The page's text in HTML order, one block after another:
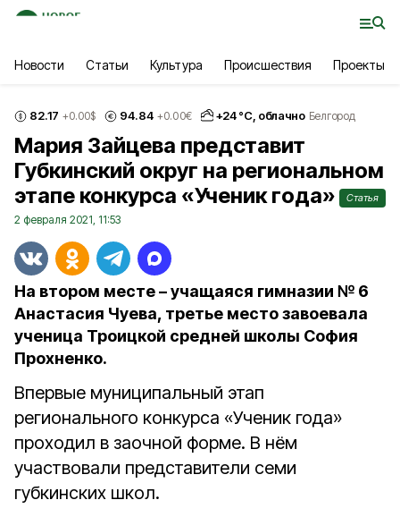
Новости Статьи Культура Происшествия Проекты
82.17 +0.00$ 94.84 +0.00€ +24°С, облачно Белгород
Мария Зайцева представит
Губкинский округ на региональном
этапе конкурса «Ученик года»
Статья
2 февраля 2021, 11:53
На втором месте – учащаяся гимназии № 6
Анастасия Чуева, третье место завоевала
ученица Троицкой средней школы София
Прохненко.
Впервые муниципальный этап
регионального конкурса «Ученик года»
проходил в заочной форме. В нём
участвовали представители семи
губкинских школ.